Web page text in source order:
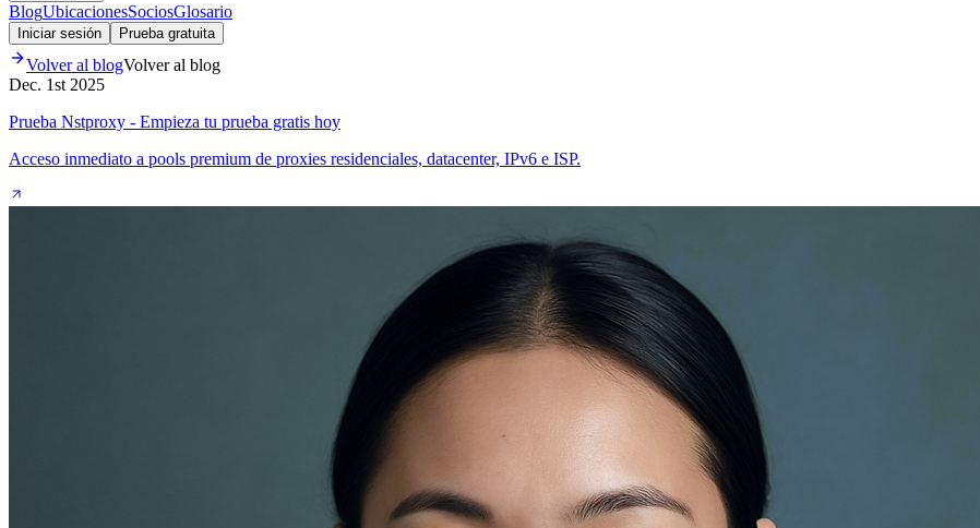
BlogUbicacionesSociosGlosario
Iniciar sesión Prueba gratuita
Volver al blogVolver al blog
Dec. 1st 2025
Prueba Nstproxy - Empieza tu prueba gratis hoy
Acceso inmediato a pools premium de proxies residenciales, datacenter, IPv6 e ISP.